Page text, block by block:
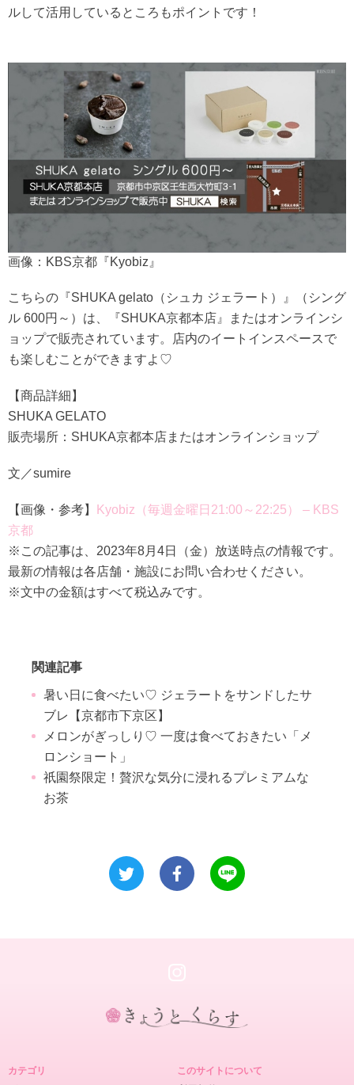
ルして活用しているところもポイントです！
画像：KBS京都『Kyobiz』
こちらの『SHUKA gelato（シュカ ジェラート）』（シング
ル 600円～）は、『SHUKA京都本店』またはオンラインシ
ョップで販売されています。店内のイートインスペースで
も楽しむことができますよ♡
【商品詳細】
SHUKA GELATO
販売場所：SHUKA京都本店またはオンラインショップ
文／sumire
【画像・参考】
Kyobiz（毎週金曜日21:00～22:25） – KBS
京都
※この記事は、2023年8月4日（金）放送時点の情報です。
最新の情報は各店舗・施設にお問い合わせください。
※文中の金額はすべて税込みです。
関連記事
暑い日に食べたい♡ ジェラートをサンドしたサ
ブレ【京都市下京区】
メロンがぎっしり♡ 一度は食べておきたい「メ
ロンショート」
祇園祭限定！贅沢な気分に浸れるプレミアムな
お茶
カテゴリ このサイトについて